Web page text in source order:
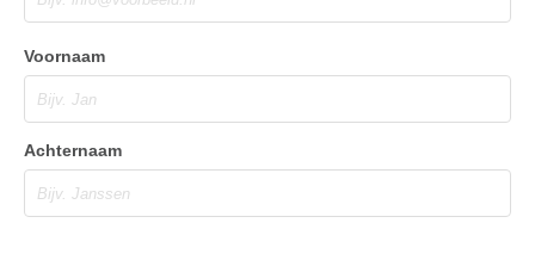
Voornaam
Achternaam